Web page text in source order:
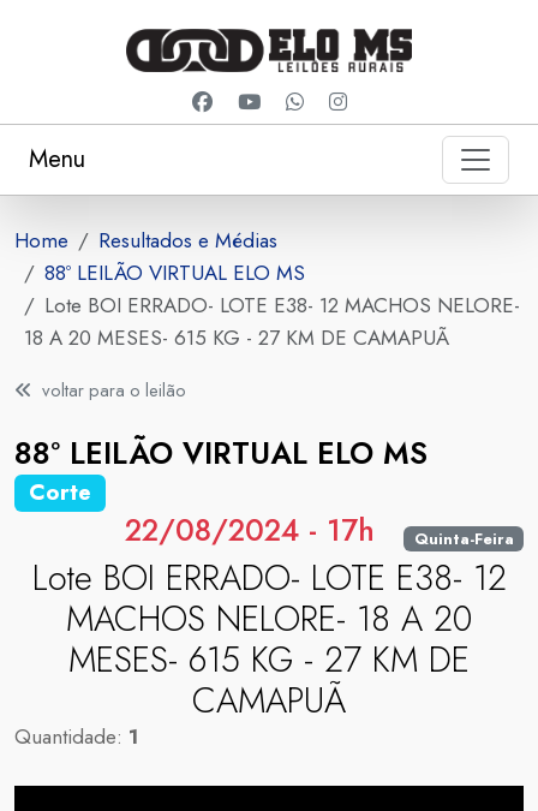
Menu
Home
Resultados e Médias
88º LEILÃO VIRTUAL ELO MS
Lote BOI ERRADO- LOTE E38- 12 MACHOS NELORE-
18 A 20 MESES- 615 KG - 27 KM DE CAMAPUÃ
voltar para o leilão
88º LEILÃO VIRTUAL ELO MS
Corte
22/08/2024 - 17h Quinta-Feira
Lote BOI ERRADO- LOTE E38- 12
MACHOS NELORE- 18 A 20
MESES- 615 KG - 27 KM DE
CAMAPUÃ
Quantidade: 1